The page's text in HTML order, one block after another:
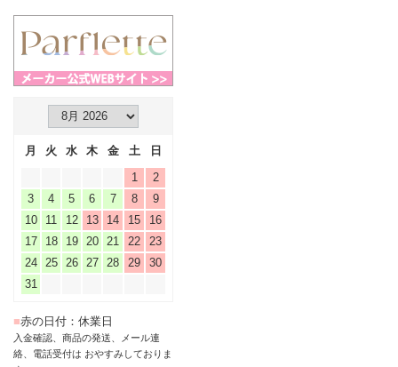
月 火 水 木 金 土
日
1
2
3
4 5 6 7 8
9
10
11 12 13 14 15
16
17
18 19 20 21 22
23
24
25 26 27 28 29
30
31
■赤の日付：休業日
入金確認、商品の発送、メール連
絡、電話受付は おやすみしておりま